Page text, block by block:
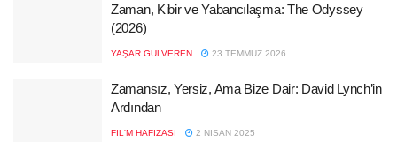
Zaman, Kibir ve Yabancılaşma: The Odyssey
(2026)
YAŞAR GÜLVEREN 23 TEMMUZ 2026
Zamansız, Yersiz, Ama Bize Dair: David Lynch’in
Ardından
FIL'M HAFIZASI 2 NISAN 2025